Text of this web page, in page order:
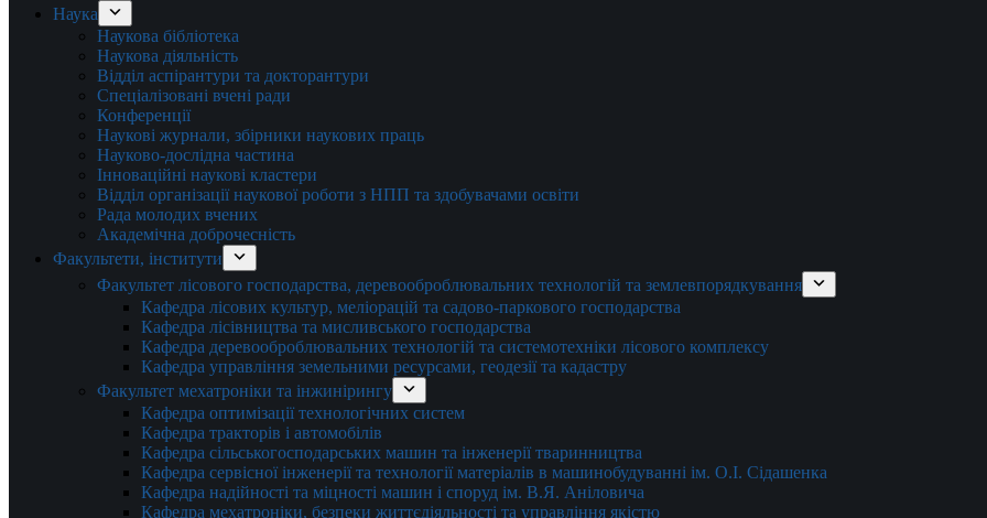
Наука
Наукова бібліотека
Наукова діяльність
Відділ аспірантури та докторантури
Спеціалізовані вчені ради
Конференції
Наукові журнали, збірники наукових праць
Науково-дослідна частина
Інноваційні наукові кластери
Відділ організації наукової роботи з НПП та здобувачами освіти
Рада молодих вчених
Академічна доброчесність
Факультети, інститути
Факультет лісового господарства, деревооброблювальних технологій та землевпорядкування
Кафедра лісових культур, меліорацій та садово-паркового господарства
Кафедра лісівництва та мисливського господарства
Кафедра деревооброблювальних технологій та системотехніки лісового комплексу
Кафедра управління земельними ресурсами, геодезії та кадастру
Факультет мехатроніки та інжинірингу
Кафедра оптимізації технологічних систем
Кафедра тракторів і автомобілів
Кафедра сільськогосподарських машин та інженерії тваринництва
Кафедра cервісної інженерії та технології матеріалів в машинобудуванні ім. О.І. Сідашенка
Кафедра надійності та міцності машин і споруд ім. В.Я. Аніловича
Кафедра мехатроніки, безпеки життєдіяльності та управління якістю